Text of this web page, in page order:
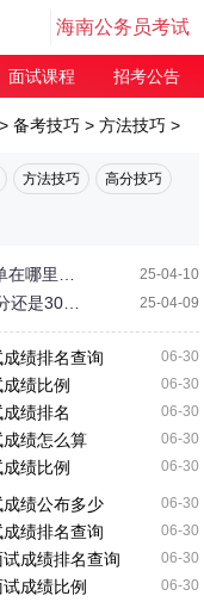
海南公务员考试
面试课程 招考公告
>备考技巧 >方法技巧 >
方法技巧 高分技巧
在哪里
25-04-10
是30分
25-04-09
绩排名查询 06-30
绩比例 06-30
绩排名 06-30
绩怎么算 06-30
绩比例 06-30
绩公布多少 06-30
绩排名查询 06-30
成绩排名查询 06-30
成绩比例 06-30